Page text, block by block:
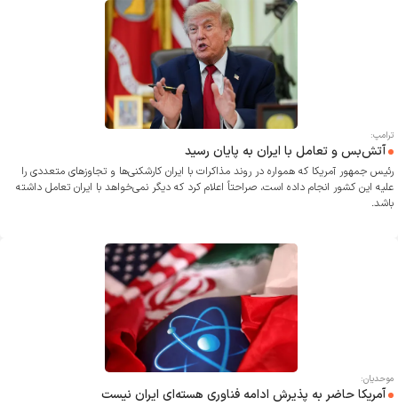
ترامپ:
آتش‌بس و تعامل با ایران به پایان رسید
رئیس جمهور آمریکا که همواره در روند مذاکرات با ایران کارشکنی‌ها و تجاوز‌های متعددی را
علیه این کشور انجام داده است، صراحتاً اعلام کرد که دیگر نمی‌خواهد با ایران تعامل داشته
باشد.
موحدیان:
آمریکا حاضر به پذیرش ادامه فناوری هسته‌ای ایران نیست